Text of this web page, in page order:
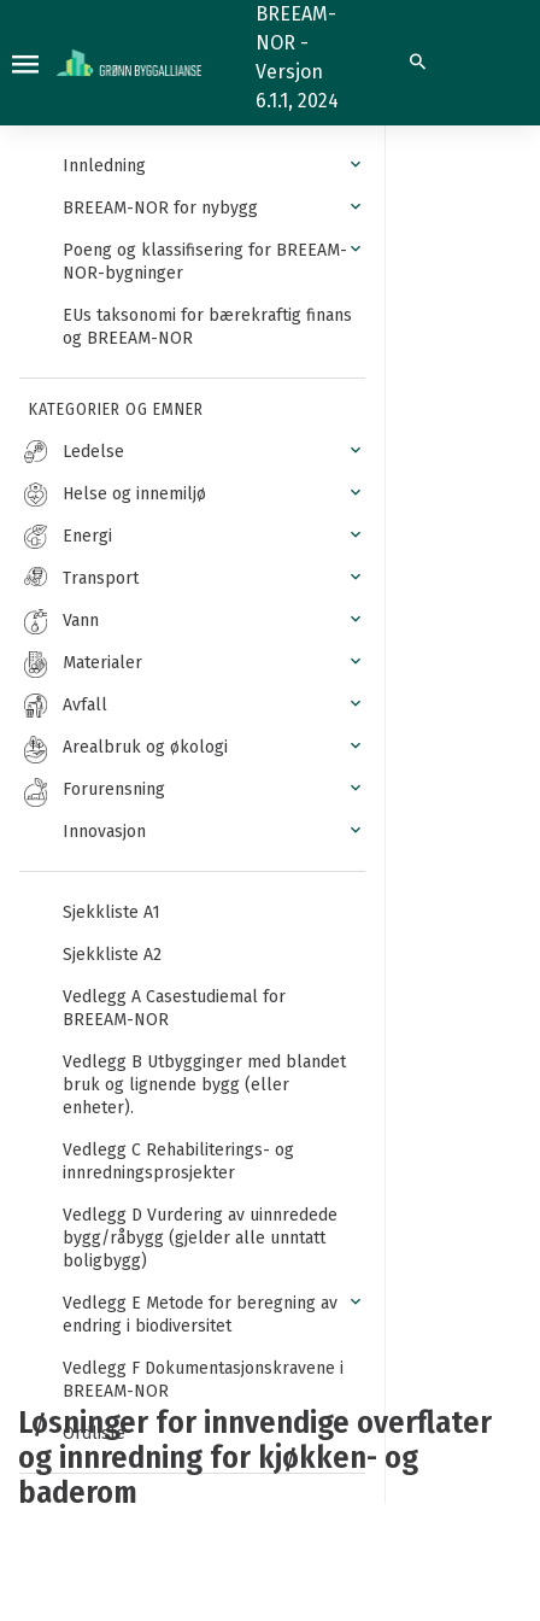
for
innvendige
overflater
kjøkken-
baderom
BREEAM-
NOR -
Versjon
6.1.1, 2024
Søk
Innledning
BREEAM-NOR for nybygg
Poeng og klassifisering for BREEAM-
NOR-bygninger
EUs taksonomi for bærekraftig finans
og BREEAM-NOR
KATEGORIER OG EMNER
Ledelse
Helse og innemiljø
Energi
Transport
Vann
Materialer
Avfall
Arealbruk og økologi
Forurensning
Innovasjon
Sjekkliste A1
Sjekkliste A2
Vedlegg A Casestudiemal for
BREEAM-NOR
Vedlegg B Utbygginger med blandet
bruk og lignende bygg (eller
enheter).
Vedlegg C Rehabiliterings- og
innredningsprosjekter
Vedlegg D Vurdering av uinnredede
bygg/råbygg (gjelder alle unntatt
boligbygg)
Vedlegg E Metode for beregning av
endring i biodiversitet
Vedlegg F Dokumentasjonskravene i
BREEAM-NOR
Ordliste
Løsninger for innvendige overflater
og innredning for kjøkken- og
baderom